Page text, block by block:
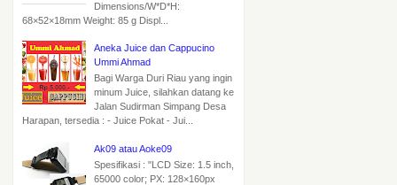
Dimensions/W*D*H:
68×52×18mm Weight: 85 g Displ...
Aneka Juice dan Cappucino
Ummi Ahmad
Bagi Warga Duri Riau yang ingin
minum Juice, silahkan datang ke
Jalan Sudirman Simpang Desa
Harapan, tersedia : - Juice Pokat - Jui...
Ak09 atau Aoke09
Spesifikasi : "LCD Size: 1.5 inch,
65000 color; PX: 128×160px